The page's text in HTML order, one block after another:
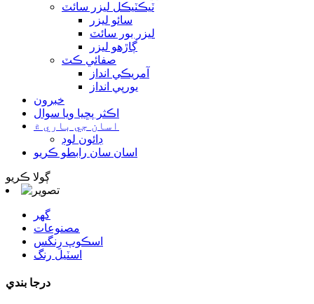
ٽيڪٽيڪل ليزر سائٽ
سائو ليزر
ليزر بور سائٽ
ڳاڙهو ليزر
صفائي ڪٽ
آمريڪي انداز
يورپي انداز
خبرون
اڪثر پڇيا ويا سوال
اسان جي باري ۾
ڊائون لوڊ
اسان سان رابطو ڪريو
ڳولا ڪريو
گھر
مصنوعات
اسڪوپ رِنگس
اسٽيل رنگ
درجا بندي